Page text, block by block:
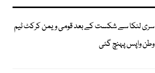
سری لنکا سے شکست کے بعد قومی ویمن کرکٹ ٹیم
وطن واپس پہنچ گئی